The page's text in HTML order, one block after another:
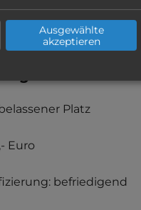
“Unteres Odertal”.
Platz
Euro
befriedigend
Ausgewählte
akzeptieren